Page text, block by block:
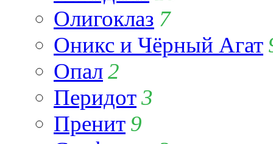
Олигоклаз 7
Оникс и Чёрный Агат
Опал2
Перидот3
Пренит 9